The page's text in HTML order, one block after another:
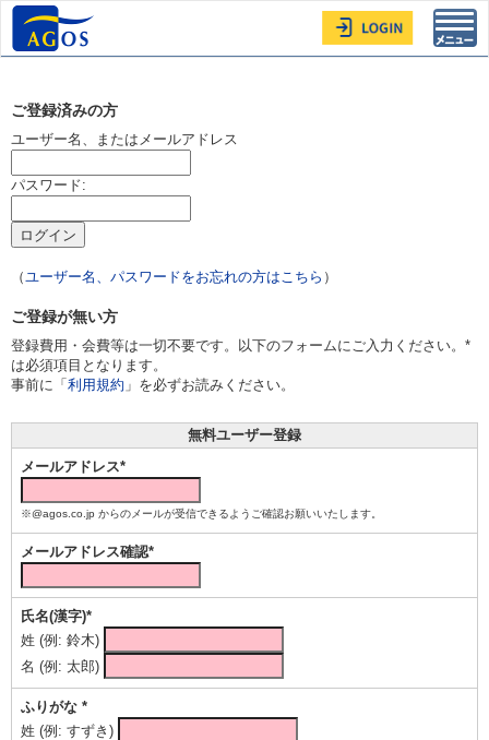
ご登録済みの方
ユーザー名、またはメールアドレス
パスワード:
（ユーザー名、パスワードをお忘れの方はこちら ）
ご登録が無い方
登録費用・会費等は一切不要です。以下のフォームにご入力ください。*
は必須項目となります。
事前に「 利用規約 」を必ずお読みください。
無料ユーザー登録
メールアドレス*
※@agos.co.jp からのメールが受信できるようご確認お願いいたします。
メールアドレス確認*
氏名(漢字)*
姓 (例: 鈴木)
名 (例: 太郎)
ふりがな *
姓 (例: すずき)